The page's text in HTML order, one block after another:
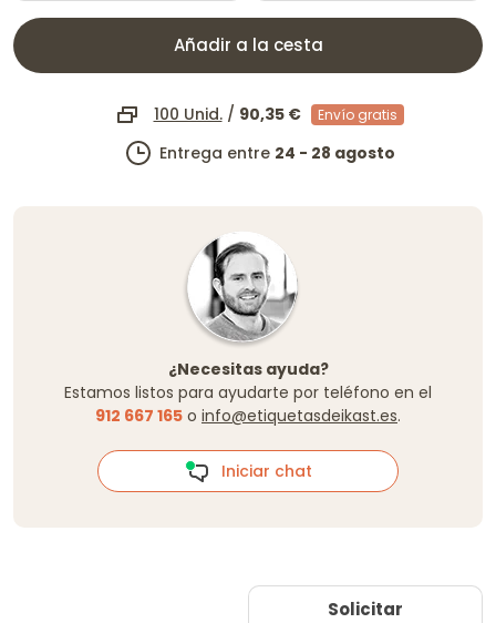
Añadir a la cesta
100 Unid./ 90,35 € Envío gratis
Entrega entre 24 - 28 agosto
¿Necesitas ayuda?
Estamos listos para ayudarte por teléfono en el
912 667 165 o info@etiquetasdeikast.es.
Iniciar chat
Solicitar